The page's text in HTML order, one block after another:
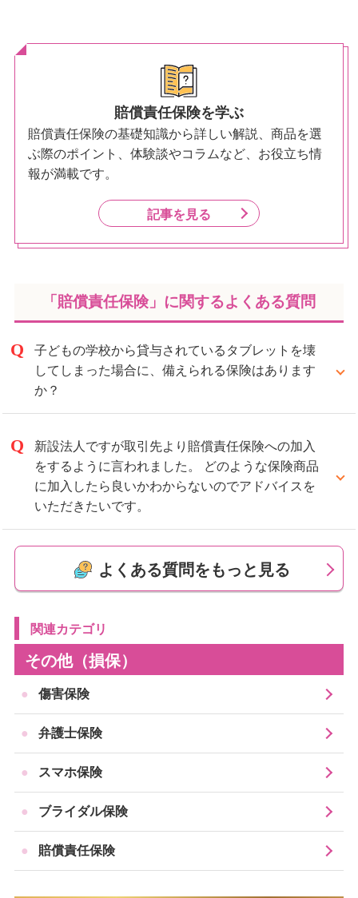
賠償責任保険を学ぶ
賠償責任保険の基礎知識から詳しい解説、商品を選
ぶ際のポイント、体験談やコラムなど、お役立ち情
報が満載です。
記事を見る
「賠償責任保険」に関するよくある質問
子どもの学校から貸与されているタブレットを壊
してしまった場合に、備えられる保険はあります
か？
はい。
日常生活での賠償事故を補償する保険（個人賠償責任
補償）で備えられる場合があります。
個人賠償責任補償は、学校貸与のタブレットだけでな
く、日常生活で他人にケガをさせてしまった場合や、
多くの場合、火災保険や自動車保険、傷害保険などと
セットで加入します。
ただし、補償の可否は事故の状況や学校の取扱い、保
険商品の内容によって異なります。
特に、他人から借りている物（受託品）への賠償が対
象外とされる個人賠償責任補償もあるため、注意が必
要です。
また、学校側で保険等に加入しており、そもそも保護
者に費用の負担を求められないケースもあります。
学校貸与のタブレットなどへの備えとして、当社では
以下の商品を取り扱っています。
学校貸与のタブレットや学校生活でのリス
新設法人ですが取引先より賠償責任保険への加入
をするように言われました。 どのような保険商品
に加入したら良いかわからないのでアドバイスを
いただきたいです。
まずは、お取引様に加入しなければならない補償内容
そのうえでご不明なことがございましたら、貴社のリ
最適な補償をご提案させていただきます。その際は、
弊社までお気軽にご連絡ください。
また、弊社運営の法人向け情報提供サイト「法人保険
「法人保険比較ライフィ／法人向けの賠償責任保
よくある質問をもっと見る
関連カテゴリ
その他（損保）
傷害保険
弁護士保険
スマホ保険
ブライダル保険
賠償責任保険